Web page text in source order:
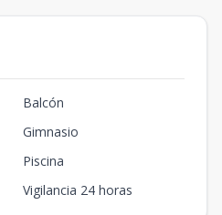
Balcón
Gimnasio
Piscina
Vigilancia 24 horas